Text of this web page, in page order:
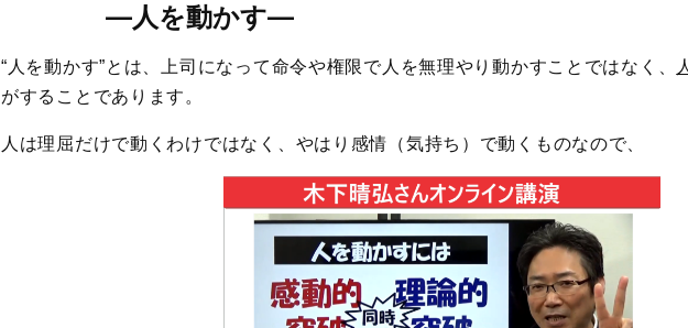
―人を動かす―
“人を動かす”とは、上司になって命令や権限で人を無理やり動かすことではなく、
がすることであります。
人は理屈だけで動くわけではなく、やはり感情（気持ち）で動くものなので、